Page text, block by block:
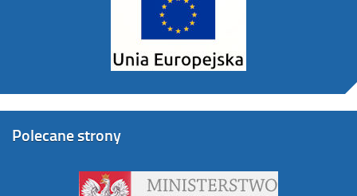
Polecane strony